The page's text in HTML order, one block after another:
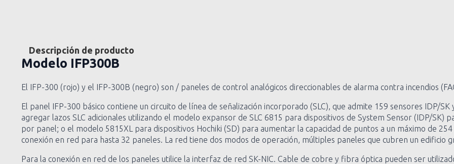
Descripción de producto
Modelo IFP300B
El IFP-300 (rojo) y el IFP-300B (negro) son / paneles de control analógicos direccionables de alarma contra incendios
El panel IFP-300 básico contiene un circuito de línea de señalización incorporado (SLC), que admite 159 sensores IDP/
agregar lazos SLC adicionales utilizando el modelo expansor de SLC 6815 para dispositivos de System Sensor (IDP/SK)
por panel; o el modelo 5815XL para dispositivos Hochiki (SD) para aumentar la capacidad de puntos a un máximo de
conexión en red para hasta 32 paneles. La red tiene dos modos de operación, múltiples paneles que cubren un edificio
Para la conexión en red de los paneles utilice la interfaz de red SK-NIC. Cable de cobre y fibra óptica pueden ser